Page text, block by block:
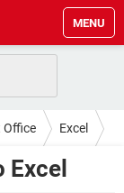
MENU
Office Excel